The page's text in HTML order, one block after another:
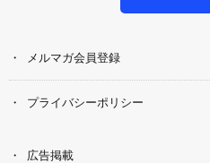
メルマガ会員登録
プライバシーポリシー
広告掲載